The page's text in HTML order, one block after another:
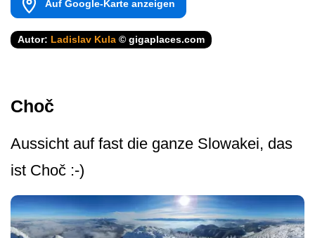
Auf Google-Karte anzeigen
Autor: Ladislav Kula © gigaplaces.com
Choč
Aussicht auf fast die ganze Slowakei, das
ist Choč :-)